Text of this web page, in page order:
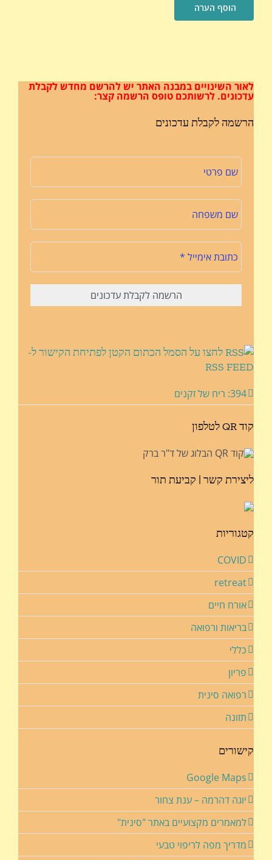
לאור השינויים במבנה האתר יש להרשם מחדש לקבלת
עדכונים. לרשותכם טופס הרשמה קצר:
הרשמה לקבלת עדכונים
לחצו על הסמל הכתום הקטן לפתיחת הקישור ל-
RSS FEED
394: ריח של זקנים
קוד QR לטלפון
ליצירת קשר | קביעת תור
קטגוריות
COVID
retreat
אורח חיים
בריאות ורפואה
כללי
פריון
רפואה סינית
תזונה
קישורים
Google Maps
יוגה דהרמה – ענת צחור
למאמרים מקצועיים באתר "סינית"
מדריך מפה לריפוי טבעי